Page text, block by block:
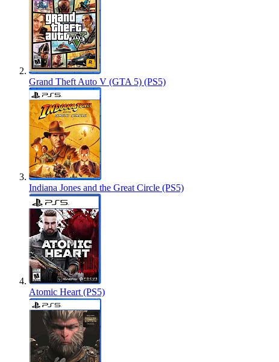
Grand Theft Auto V (GTA 5) (PS5)
Indiana Jones and the Great Circle (PS5)
Atomic Heart (PS5)